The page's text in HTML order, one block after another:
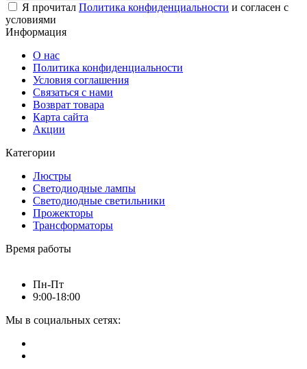
Я прочитал Политика конфиденциальности и согласен с
условиями
Информация
О нас
Политика конфиденциальности
Условия соглашения
Связаться с нами
Возврат товара
Карта сайта
Акции
Категории
Люстры
Светодиодные лампы
Светодиодные светильники
Прожекторы
Трансформаторы
Время работы
Пн-Пт
9:00-18:00
Мы в социальных сетях: